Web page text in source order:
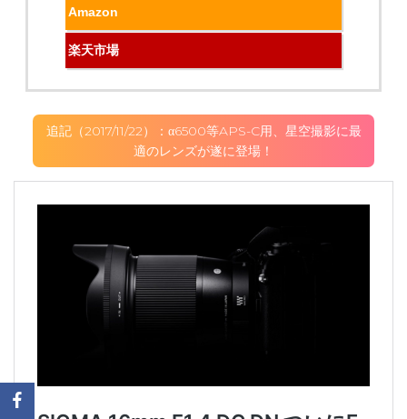
Amazon
楽天市場
追記（2017/11/22）：α6500等APS-C用、星空撮影に最
適のレンズが遂に登場！